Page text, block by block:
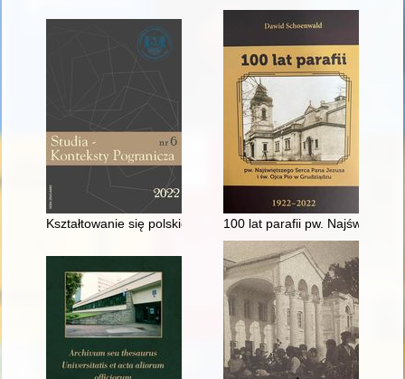
Kształtowanie się polskiej administracji państwowej w
100 lat parafii pw.